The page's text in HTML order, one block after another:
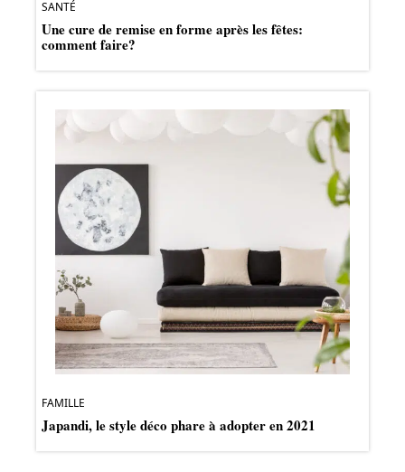
SANTÉ
Une cure de remise en forme après les fêtes:
comment faire?
FAMILLE
Japandi, le style déco phare à adopter en 2021